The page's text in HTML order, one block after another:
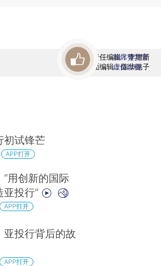
责任编辑：李增新
版面编辑：陈华懿子
首席赞赏官
虚位以待
初试锋芒
APP打开
“用创新的国际
投行”
APP打开
亚投行背后的故
APP打开